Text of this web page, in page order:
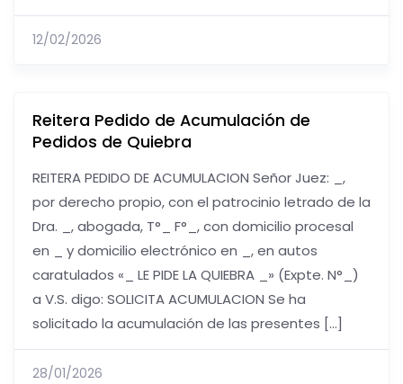
12/02/2026
Reitera Pedido de Acumulación de
Pedidos de Quiebra
REITERA PEDIDO DE ACUMULACION Señor Juez: _,
por derecho propio, con el patrocinio letrado de la
Dra. _, abogada, T°_ F°_, con domicilio procesal
en _ y domicilio electrónico en _, en autos
caratulados «_ LE PIDE LA QUIEBRA _» (Expte. N°_)
a V.S. digo: SOLICITA ACUMULACION Se ha
solicitado la acumulación de las presentes […]
28/01/2026